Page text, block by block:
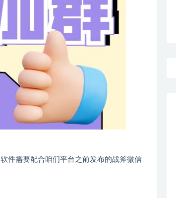
件需要配合咱们平台之前发布的战斧微信